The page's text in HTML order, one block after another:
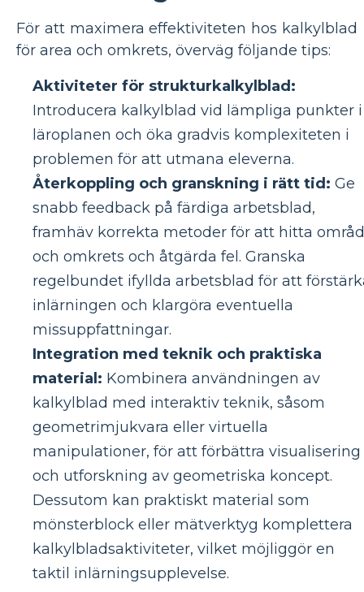
För att maximera effektiviteten hos kalkylblad
för area och omkrets, överväg följande tips:
Aktiviteter för strukturkalkylblad:
Introducera kalkylblad vid lämpliga punkter i
läroplanen och öka gradvis komplexiteten i
problemen för att utmana eleverna.
Återkoppling och granskning i rätt tid: Ge
snabb feedback på färdiga arbetsblad,
framhäv korrekta metoder för att hitta
och omkrets och åtgärda fel. Granska
regelbundet ifyllda arbetsblad för att
inlärningen och klargöra eventuella
missuppfattningar.
Integration med teknik och praktiska
material: Kombinera användningen av
kalkylblad med interaktiv teknik, såsom
geometrimjukvara eller virtuella
manipulationer, för att förbättra visualisering
och utforskning av geometriska koncept.
Dessutom kan praktiskt material som
mönsterblock eller mätverktyg komplettera
kalkylbladsaktiviteter, vilket möjliggör en
taktil inlärningsupplevelse.